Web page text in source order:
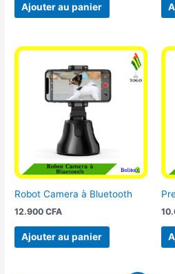
Ajouter au panier
Robot Camera à Bluetooth
12.900CFA
Ajouter au panier